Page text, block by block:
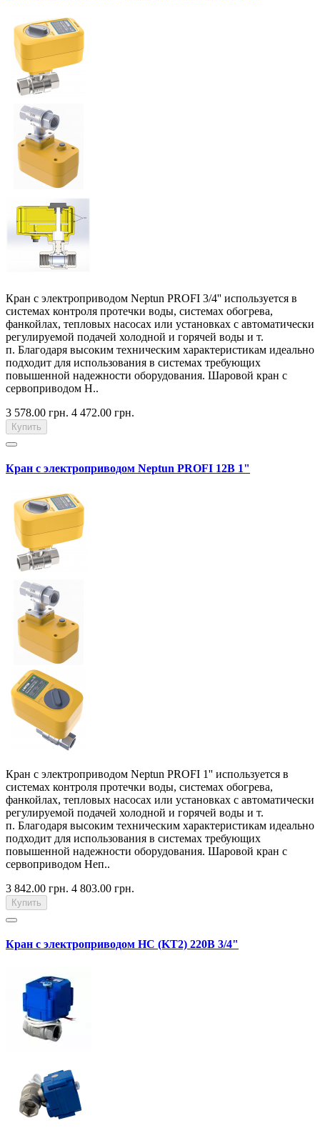
Кран с электроприводом Neptun PROFI 3/4'' используется в
системах контроля протечки воды, системах обогрева,
фанкойлах, тепловых насосах или установках с автоматически
регулируемой подачей холодной и горячей воды и т.
п. Благодаря высоким техническим характеристикам идеально
подходит для использования в системах требующих
повышенной надежности оборудования. Шаровой кран с
сервоприводом Н..
3 578.00 грн. 4 472.00 грн.
Купить
Кран с электроприводом Neptun PROFI 12В 1"
Кран с электроприводом Neptun PROFI 1'' используется в
системах контроля протечки воды, системах обогрева,
фанкойлах, тепловых насосах или установках с автоматически
регулируемой подачей холодной и горячей воды и т.
п. Благодаря высоким техническим характеристикам идеально
подходит для использования в системах требующих
повышенной надежности оборудования. Шаровой кран с
сервоприводом Неп..
3 842.00 грн. 4 803.00 грн.
Купить
Кран с электроприводом HC (KT2) 220В 3/4"